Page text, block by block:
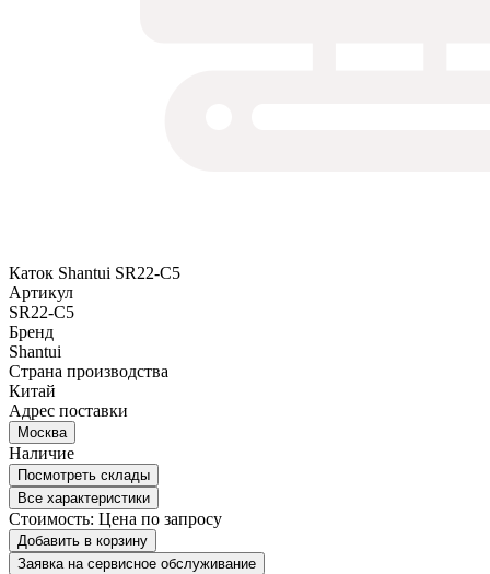
Каток Shantui SR22-C5
Артикул
SR22-C5
Бренд
Shantui
Страна производства
Китай
Адрес поставки
Москва
Наличие
Посмотреть склады
Все характеристики
Стоимость: Цена по запросу
Добавить в корзину
Заявка на сервисное обслуживание